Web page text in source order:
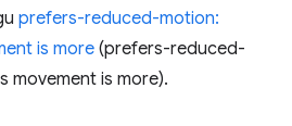
prefers-reduced-motion:
is more (prefers-reduced-
movement is more).